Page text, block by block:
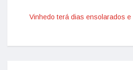
Vinhedo terá dias ensolarados e